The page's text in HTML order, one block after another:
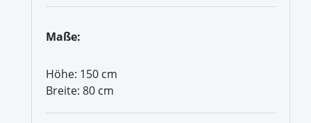
Maße:
Höhe: 150 cm
Breite: 80 cm